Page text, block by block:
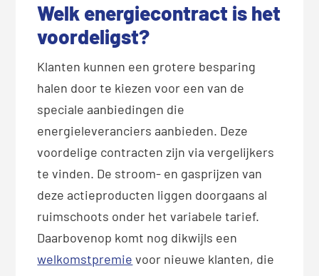
Welk energiecontract is het
voordeligst?
Klanten kunnen een grotere besparing
halen door te kiezen voor een van de
speciale aanbiedingen die
energieleveranciers aanbieden. Deze
voordelige contracten zijn via vergelijkers
te vinden. De stroom- en gasprijzen van
deze actieproducten liggen doorgaans al
ruimschoots onder het variabele tarief.
Daarbovenop komt nog dikwijls een
welkomstpremie voor nieuwe klanten, die